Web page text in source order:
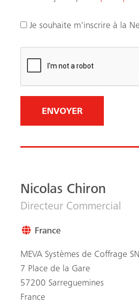
e
s
Je souhaite m'inscrire à la
Nicolas Chiron
Directeur Commercial
France
MEVA Systèmes de Coffrage
7 Place de la Gare
57200 Sarreguemines
France